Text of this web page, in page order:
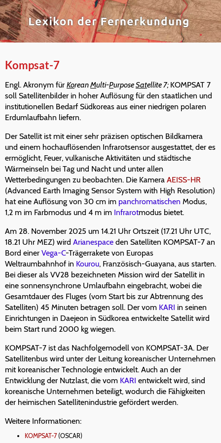
Kompsat-7
Engl. Akronym für KoreanMulti-PurposeSatellite 7; KOMPSAT 7
soll Satellitenbilder in hoher Auflösung für den staatlichen und
institutionellen Bedarf Südkoreas aus einer niedrigen polaren
Erdumlaufbahn liefern.
Der Satellit ist mit einer sehr präzisen optischen Bildkamera
und einem hochauflösenden Infrarotsensor ausgestattet, der es
ermöglicht, Feuer, vulkanische Aktivitäten und städtische
Wärmeinseln bei Tag und Nacht und unter allen
Wetterbedingungen zu beobachten. Die Kamera AEISS-HR
(Advanced Earth Imaging Sensor System with High Resolution)
hat eine Auflösung von 30 cm im panchromatischen Modus,
1,2 m im Farbmodus und 4 m im Infrarotmodus bietet.
Am 28. November 2025 um 14.21 Uhr Ortszeit (17.21 Uhr UTC,
18.21 Uhr MEZ) wird Arianespace den Satelliten KOMPSAT-7 an
Bord einer Vega-C-Trägerrakete von Europas
Weltraumbahnhof in Kourou, Französisch-Guayana, aus starten.
Bei dieser als VV28 bezeichneten Mission wird der Satellit in
eine sonnensynchrone Umlaufbahn eingebracht, wobei die
Gesamtdauer des Fluges (vom Start bis zur Abtrennung des
Satelliten) 45 Minuten betragen soll. Der vom KARI in seinen
Einrichtungen in Daejeon in Südkorea entwickelte Satellit wird
beim Start rund 2000 kg wiegen.
KOMPSAT-7 ist das Nachfolgemodell von KOMPSAT-3A. Der
Satellitenbus wird unter der Leitung koreanischer Unternehmen
mit koreanischer Technologie entwickelt. Auch an der
Entwicklung der Nutzlast, die vom KARI entwickelt wird, sind
koreanische Unternehmen beteiligt, wodurch die Fähigkeiten
der heimischen Satellitenindustrie gefördert werden.
Weitere Informationen:
KOMPSAT-7(OSCAR)